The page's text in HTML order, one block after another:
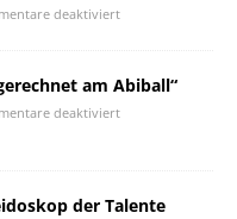
deaktiviert
am Abiball“
deaktiviert
der Talente